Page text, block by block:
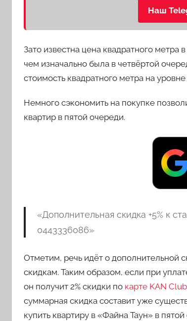
Наш
Зато известна цена квадратного
чем изначально была в четвёртой
стоимость квадратного метра на уровне
Немного сэкономить на покупке
квартир в пятой очереди.
«Дополнительная скидка +5% к
0443336086»
Отметим, речь идёт о дополнительной
скидкам. Таким образом, если при
он получит 2% скидки по карте KAN Club
суммарная скидка составит уже
купить квартиру в «Файна Таун» в